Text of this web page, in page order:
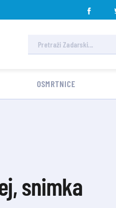
OSMRTNICE
snimka